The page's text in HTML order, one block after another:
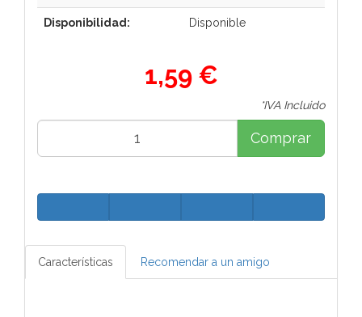
Disponibilidad: Disponible
1,59 €
*IVA Incluido
Comprar
Características Recomendar a un amigo